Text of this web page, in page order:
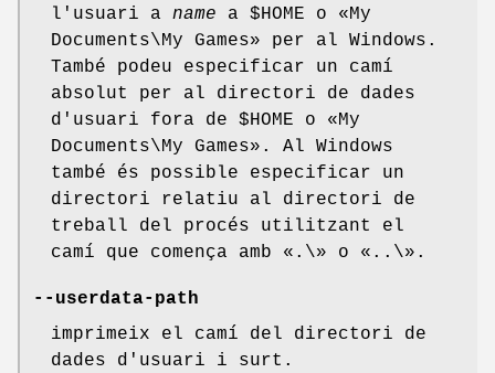
l'usuari a name a $HOME o «My
Documents\My Games» per al Windows.
També podeu especificar un camí
absolut per al directori de dades
d'usuari fora de $HOME o «My
Documents\My Games». Al Windows
també és possible especificar un
directori relatiu al directori de
treball del procés utilitzant el
camí que comença amb «.\» o «..\».
--userdata-path
imprimeix el camí del directori de
dades d'usuari i surt.